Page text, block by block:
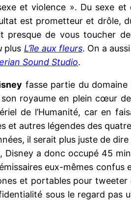
et violence ». Du sexe
est prometteur et drôle,
presque de vous toucher
plus L’île aux fleurs. On a
Sound Studio.
fasse partie du domaine
royaume en plein cœur
de l’Humanité, car en
et autres légendes des
il serait plus juste de
Disney a donc occupé 45
eux-mêmes confus
et portables pour
sous le regard pas